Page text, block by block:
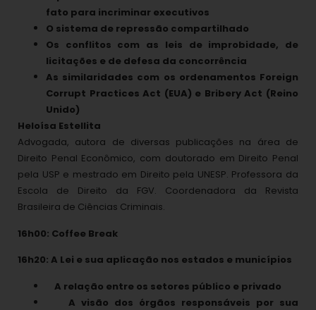
fato para incriminar executivos
O sistema de repressão compartilhado
Os conflitos com as leis de improbidade, de
licitações e de defesa da concorrência
As similaridades com os ordenamentos Foreign
Corrupt Practices Act (EUA) e Bribery Act (Reino
Unido)
Heloísa Estellita
Advogada, autora de diversas publicações na área de
Direito Penal Econômico, com doutorado em Direito Penal
pela USP e mestrado em Direito pela UNESP. Professora da
Escola de Direito da FGV. Coordenadora da Revista
Brasileira de Ciências Criminais.
16h00: Coffee Break
16h20: A Lei e sua aplicação nos estados e municípios
A relação entre os setores público e privado
A visão dos órgãos responsáveis por sua